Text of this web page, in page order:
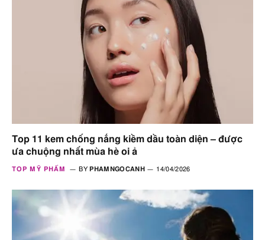
Top 11 kem chống nắng kiềm dầu toàn diện – được
ưa chuộng nhất mùa hè oi ả
TOP MỸ PHẨM BY PHAMNGOCANH 14/04/2026